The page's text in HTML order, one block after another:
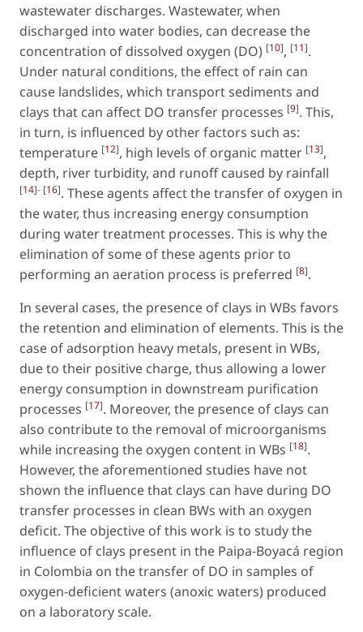
wastewater discharges. Wastewater, when
discharged into water bodies, can decrease the
concentration of dissolved oxygen (DO) [10], [11].
Under natural conditions, the effect of rain can
cause landslides, which transport sediments and
clays that can affect DO transfer processes [9]. This,
in turn, is influenced by other factors such as:
temperature [12], high levels of organic matter [13],
depth, river turbidity, and runoff caused by rainfall
[14]- [16]. These agents affect the transfer of oxygen in
the water, thus increasing energy consumption
during water treatment processes. This is why the
elimination of some of these agents prior to
performing an aeration process is preferred [8].
In several cases, the presence of clays in WBs favors
the retention and elimination of elements. This is the
case of adsorption heavy metals, present in WBs,
due to their positive charge, thus allowing a lower
energy consumption in downstream purification
processes [17]. Moreover, the presence of clays can
also contribute to the removal of microorganisms
while increasing the oxygen content in WBs [18].
However, the aforementioned studies have not
shown the influence that clays can have during DO
transfer processes in clean BWs with an oxygen
deficit. The objective of this work is to study the
influence of clays present in the Paipa-Boyacá region
in Colombia on the transfer of DO in samples of
oxygen-deficient waters (anoxic waters) produced
on a laboratory scale.